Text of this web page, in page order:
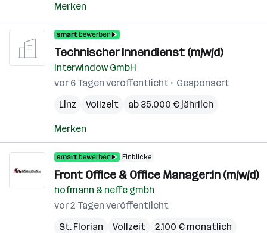
Merken
Technischer Innendienst (m/w/d)
Interwindow GmbH
vor 6 Tagen veröffentlicht
Gesponsert
Linz
Vollzeit ab 35.000 € jährlich
Merken
Einblicke
Front Office & Office Manager:in (m/w/d)
hofmann & neffe gmbh
vor 2 Tagen veröffentlicht
St. Florian
Vollzeit 2.100 € monatlich